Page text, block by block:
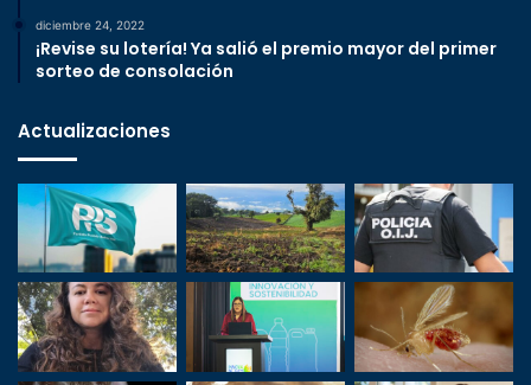
diciembre 24, 2022
¡Revise su lotería! Ya salió el premio mayor del primer
sorteo de consolación
Actualizaciones